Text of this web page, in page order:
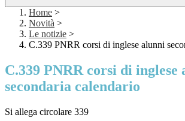
Home >
Novità >
Le notizie >
C.339 PNRR corsi di inglese alunni
C.339 PNRR corsi di inglese
secondaria calendario
Si allega circolare 339